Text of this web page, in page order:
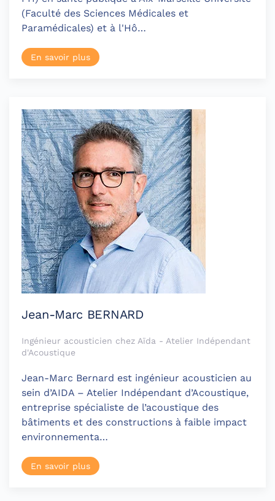
(Faculté des Sciences Médicales et
Paramédicales) et à l'Hô…
En savoir plus
Jean-Marc BERNARD
Ingénieur acousticien chez Aïda - Atelier Indépendant
d'Acoustique
Jean-Marc Bernard est ingénieur acousticien au
sein d’AIDA – Atelier Indépendant d’Acoustique,
entreprise spécialiste de l’acoustique des
bâtiments et des constructions à faible impact
environnementa…
En savoir plus